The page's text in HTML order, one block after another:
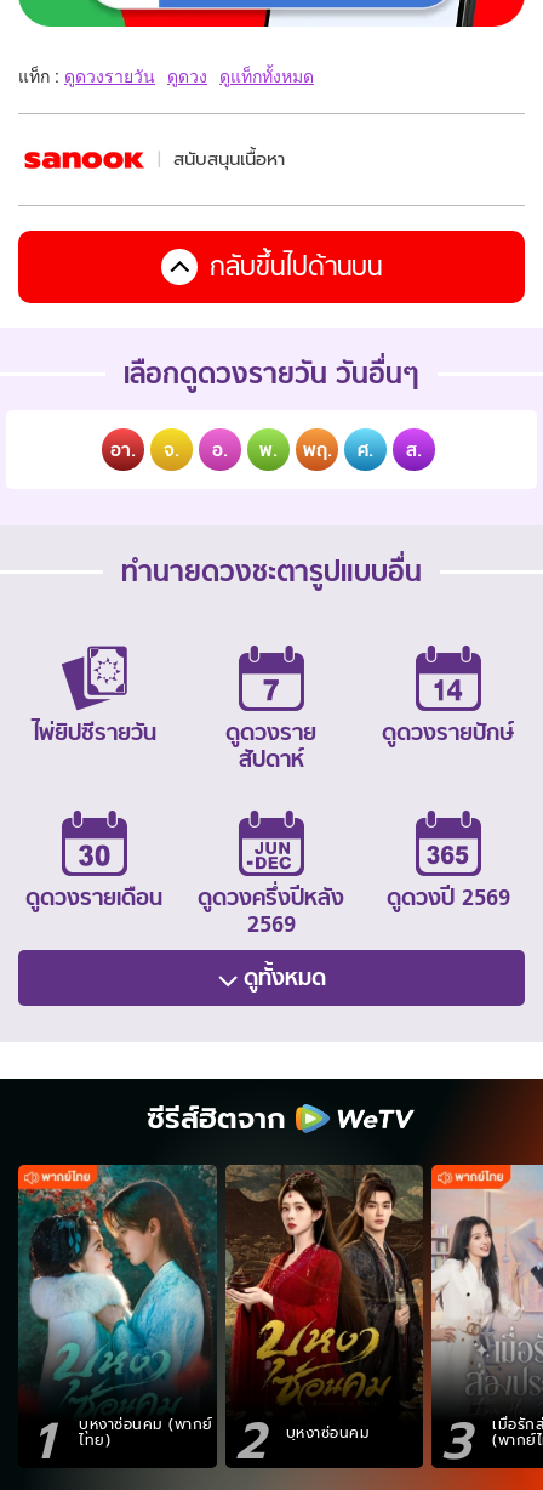
แท็ก : ดูดวงรายวัน ดูดวง ดูแท็กทั้งหมด
สนับสนุนเนื้อหา
กลับขึ้นไปด้านบน
เลือกดูดวงรายวัน วันอื่นๆ
อา. จ. อ. พ. พฤ. ศ. ส.
ทำนายดวงชะตารูปแบบอื่น
ไพ่ยิปซีรายวัน
ดูดวงราย
สัปดาห์
ดูดวงรายปักษ์
ดูดวงรายเดือน
ดูดวงครึ่งปีหลัง
2569
ดูดวงปี 2569
ดูทั้งหมด
ซีรีส์ฮิตจาก
1 บุหงาซ่อนคม (พากย์
ไทย) 2 บุหงาซ่อนคม 3 เมื่อรัก
(พากย์